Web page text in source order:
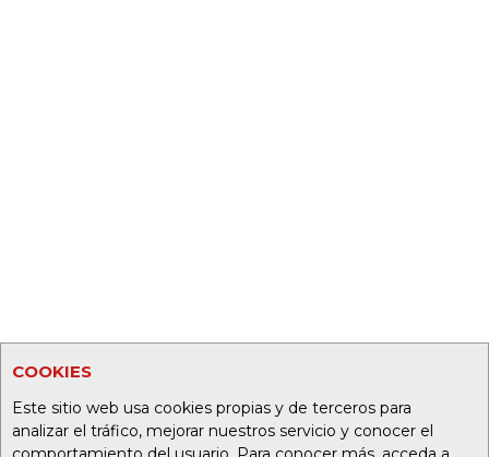
COOKIES
Este sitio web usa cookies propias y de terceros para
analizar el tráfico, mejorar nuestros servicio y conocer el